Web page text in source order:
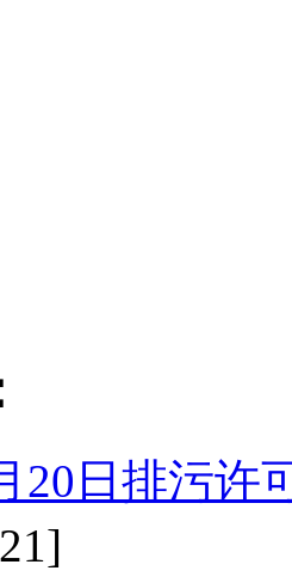
20日排污许